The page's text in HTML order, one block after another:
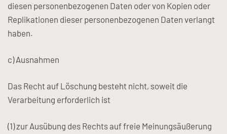
diesen personenbezogenen Daten oder von Kopien oder
Replikationen dieser personenbezogenen Daten verlangt
haben.
c) Ausnahmen
Das Recht auf Löschung besteht nicht, soweit die
Verarbeitung erforderlich ist
(1) zur Ausübung des Rechts auf freie Meinungsäußerung